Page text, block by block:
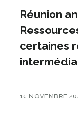
Réunion
certaines
10 NOVEMBRE